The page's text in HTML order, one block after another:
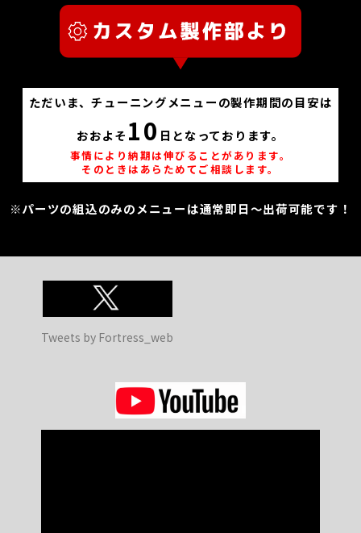
ただいま、チューニングメニューの製作期間の目安は
おおよそ 10 日となっております。
事情により納期は伸びることがあります。
そのときはあらためてご相談します。
※パーツの組込のみのメニューは通常即日～出荷可能です！
Tweets by Fortress_web